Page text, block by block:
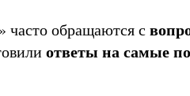
обращаются с
ответы на самые